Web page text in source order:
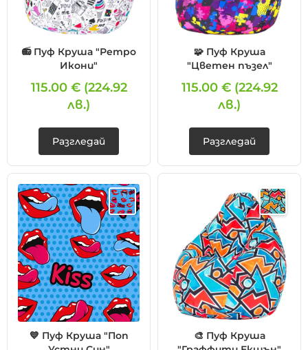
📻 Пуф Круша "Ретро
Икони"
115.00 € (224.92
лв.)
Разгледай
🧩 Пуф Круша
"Цветен пъзел"
115.00 € (224.92
лв.)
Разгледай
💙 Пуф Круша "Поп
🎨 Пуф Круша